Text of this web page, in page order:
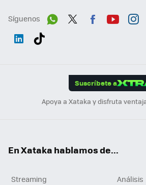
Síguenos
Suscríbete a
Apoya a Xataka y disfruta
En Xataka hablamos de...
Streaming
Análisis